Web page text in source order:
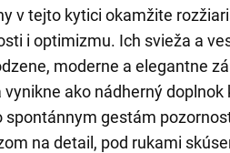
v tejto kytici okamžite
i optimizmu. Ich svieža a
moderne a elegantne
ako nádherný doplnok
gestám
na detail, pod rukami